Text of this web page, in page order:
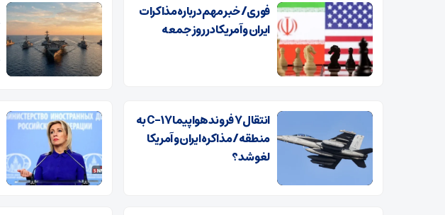
فوری/ خبر مهم درباره مذاکرات
ایران و آمریکا در روز جمعه
انتقال ۷ فروند هواپیما C-۱۷ به
منطقه/ مذاکره ایران و آمریکا
لغو شد؟